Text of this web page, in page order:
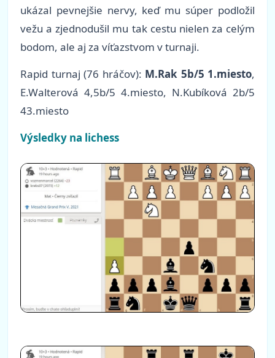
ukázal pevnejšie nervy, keď mu súper podložil
vežu a zjednodušil mu tak cestu nielen za celým
bodom, ale aj za víťazstvom v turnaji.
Rapid turnaj (76 hráčov): M.Rak 5b/5 1.miesto,
E.Walterová 4,5b/5 4.miesto, N.Kubíková 2b/5
43.miesto
Výsledky na lichess